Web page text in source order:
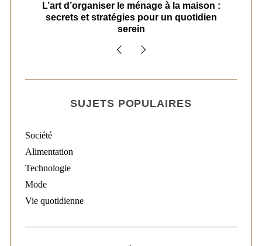
L’art d’organiser le ménage à la maison :
secrets et stratégies pour un quotidien
serein
SUJETS POPULAIRES
Société
Alimentation
Technologie
Mode
Vie quotidienne